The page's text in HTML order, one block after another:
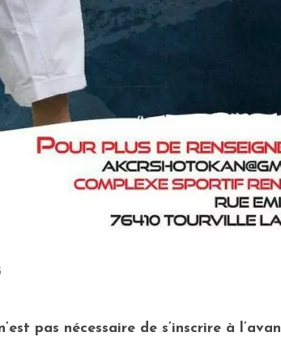
pas nécessaire de s’inscrire à